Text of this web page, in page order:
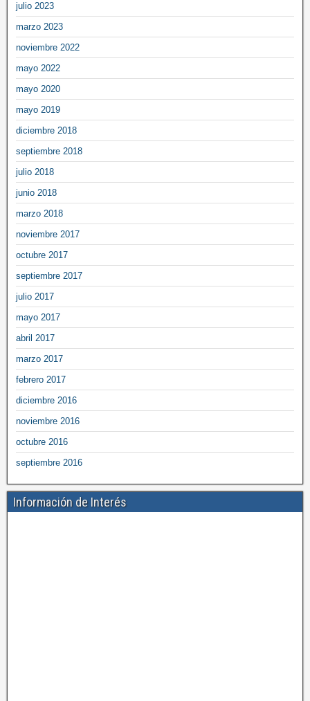
julio 2023
marzo 2023
noviembre 2022
mayo 2022
mayo 2020
mayo 2019
diciembre 2018
septiembre 2018
julio 2018
junio 2018
marzo 2018
noviembre 2017
octubre 2017
septiembre 2017
julio 2017
mayo 2017
abril 2017
marzo 2017
febrero 2017
diciembre 2016
noviembre 2016
octubre 2016
septiembre 2016
Información de Interés